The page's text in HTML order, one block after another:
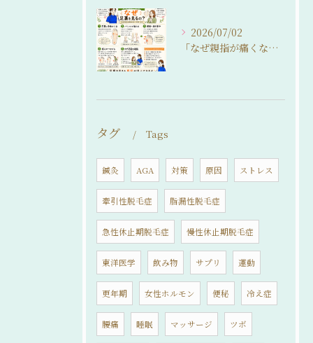
2026/07/02
「なぜ親指が痛くなるの？」
タグ Tags
鍼灸 AGA 対策 原因 ストレス
牽引性脱毛症 脂漏性脱毛症
急性休止期脱毛症 慢性休止期脱毛症
東洋医学 飲み物 サプリ 運動
更年期 女性ホルモン 便秘 冷え症
腰痛 睡眠 マッサージ ツボ